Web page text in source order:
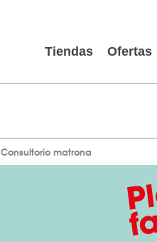
Tiendas Ofertas
Consultorio matrona